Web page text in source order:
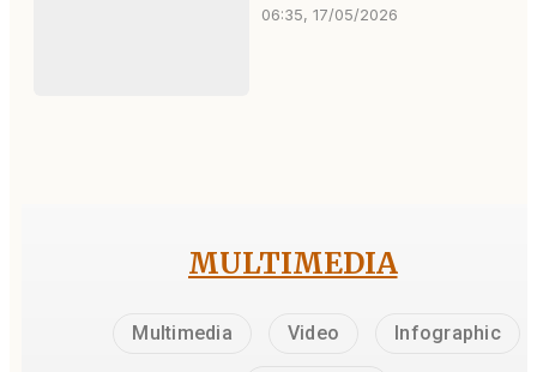
06:35, 17/05/2026
MULTIMEDIA
Multimedia Video Infographic